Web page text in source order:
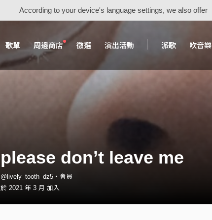
According to your device's language settings, we also offer
歌單 周邊商店 徵選 演出活動 派歌 吹音樂
please don’t leave me
@lively_tooth_dz5・會員
於 2021 年 3 月 加入